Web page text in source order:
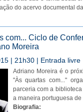
do acervo documental
com... Ciclo de
Moreira
| 21h30 | Entrada livre
Adriano Moreira é o
"Às quartas com..."
parceria com a
a maneira portuguesa de
Biografia: